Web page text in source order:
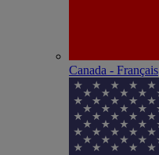
Canada - Français